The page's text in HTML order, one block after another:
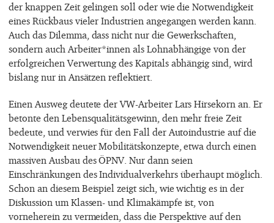
der knappen Zeit gelingen soll oder wie die Notwendigkeit
eines Rückbaus vieler Industrien angegangen werden kann.
Auch das Dilemma, dass nicht nur die Gewerkschaften,
sondern auch Arbeiter*innen als Lohnabhängige von der
erfolgreichen Verwertung des Kapitals abhängig sind, wird
bislang nur in Ansätzen reflektiert.
Einen Ausweg deutete der VW-Arbeiter Lars Hirsekorn an. Er
betonte den Lebensqualitätsgewinn, den mehr freie Zeit
bedeute, und verwies für den Fall der Autoindustrie auf die
Notwendigkeit neuer Mobilitätskonzepte, etwa durch einen
massiven Ausbau des ÖPNV. Nur dann seien
Einschränkungen des Individualverkehrs überhaupt möglich.
Schon an diesem Beispiel zeigt sich, wie wichtig es in der
Diskussion um Klassen- und Klimakämpfe ist, von
vorneherein zu vermeiden, dass die Perspektive auf den